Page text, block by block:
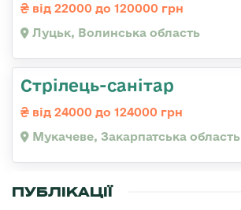
від 22000 до 120000 грн
Луцьк, Волинська область
Стрілець-санітар
від 24000 до 124000 грн
Мукачеве, Закарпатська область
ПУБЛІКАЦІЇ